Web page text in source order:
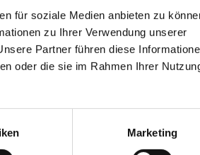
für soziale Medien anbieten zu
zu Ihrer Verwendung unserer
Partner führen diese
oder die sie im Rahmen Ihrer
Marketing